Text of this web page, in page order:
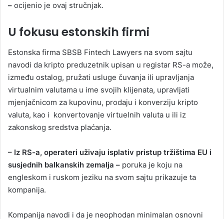
– ocijenio je ovaj stručnjak.
U fokusu estonskih firmi
Estonska firma SBSB Fintech Lawyers na svom sajtu
navodi da kripto preduzetnik upisan u registar RS-a može,
između ostalog, pružati usluge čuvanja ili upravljanja
virtualnim valutama u ime svojih klijenata, upravljati
mjenjačnicom za kupovinu, prodaju i konverziju kripto
valuta, kao i konvertovanje virtuelnih valuta u ili iz
zakonskog sredstva plaćanja.
– Iz RS-a, operateri uživaju isplativ pristup tržištima EU i
susjednih balkanskih zemalja – poruka je koju na
engleskom i ruskom jeziku na svom sajtu prikazuje ta
kompanija.
Kompanija navodi i da je neophodan minimalan osnovni